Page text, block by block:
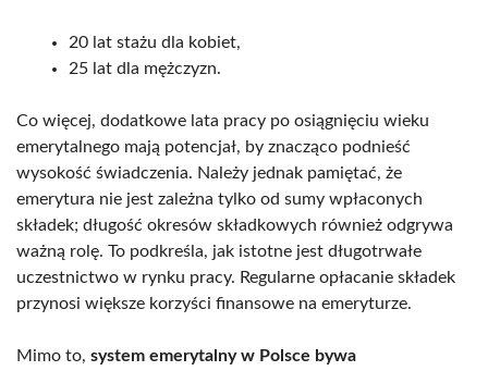
20 lat stażu dla kobiet,
25 lat dla mężczyzn.
Co więcej, dodatkowe lata pracy po osiągnięciu wieku
emerytalnego mają potencjał, by znacząco podnieść
wysokość świadczenia. Należy jednak pamiętać, że
emerytura nie jest zależna tylko od sumy wpłaconych
składek; długość okresów składkowych również odgrywa
ważną rolę. To podkreśla, jak istotne jest długotrwałe
uczestnictwo w rynku pracy. Regularne opłacanie składek
przynosi większe korzyści finansowe na emeryturze.
Mimo to, system emerytalny w Polsce bywa